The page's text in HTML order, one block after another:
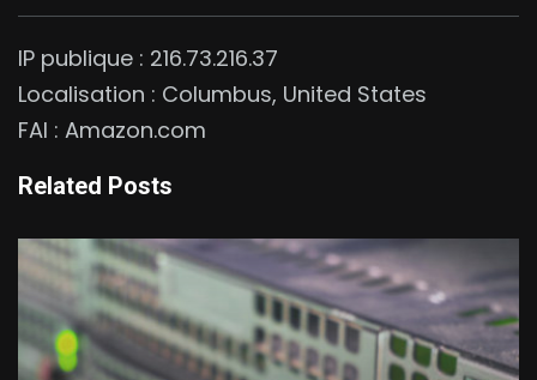
IP publique : 216.73.216.37
Localisation : Columbus, United States
FAI : Amazon.com
Related Posts